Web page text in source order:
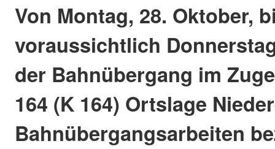
Von Montag, 28. Oktober,
voraussichtlich
der Bahnübergang im
164 (K 164) Ortslage
Bahnübergangsarbeiten